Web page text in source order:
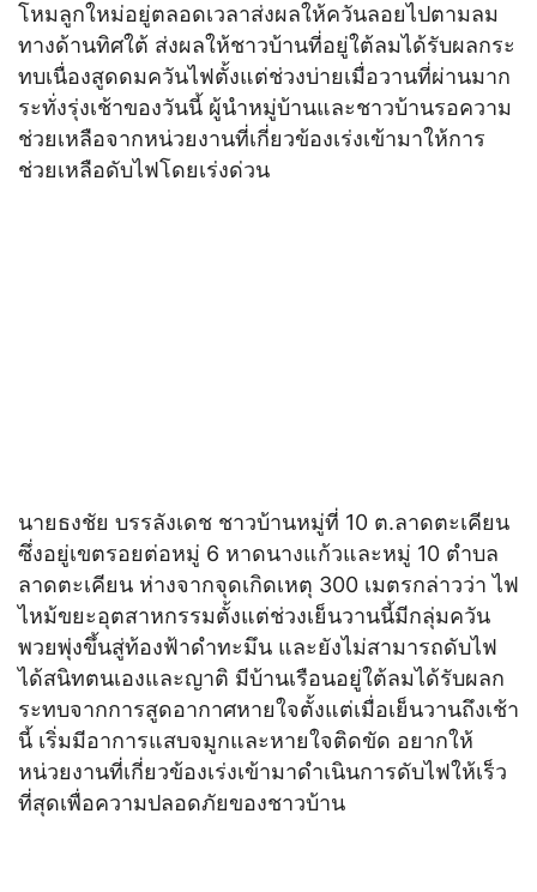
โหมลูกใหม่อยู่ตลอดเวลาส่งผลให้ควันลอยไปตามลม
ทางด้านทิศใต้ ส่งผลให้ชาวบ้านที่อยู่ใต้ลมได้รับผลกระ
ทบเนื่องสูดดมควันไฟตั้งแต่ช่วงบ่ายเมื่อวานที่ผ่านมาก
ระทั่งรุ่งเช้าของวันนี้ ผู้นำหมู่บ้านและชาวบ้านรอความ
ช่วยเหลือจากหน่วยงานที่เกี่ยวข้องเร่งเข้ามาให้การ
ช่วยเหลือดับไฟโดยเร่งด่วน
นายธงชัย บรรลังเดช ชาวบ้านหมู่ที่ 10 ต.ลาดตะเคียน
ซึ่งอยู่เขตรอยต่อหมู่ 6 หาดนางแก้วและหมู่ 10 ตำบล
ลาดตะเคียน ห่างจากจุดเกิดเหตุ 300 เมตรกล่าวว่า ไฟ
ไหม้ขยะอุตสาหกรรมตั้งแต่ช่วงเย็นวานนี้มีกลุ่มควัน
พวยพุ่งขึ้นสู่ท้องฟ้าดำทะมึน และยังไม่สามารถดับไฟ
ได้สนิทตนเองและญาติ มีบ้านเรือนอยู่ใต้ลมได้รับผลก
ระทบจากการสูดอากาศหายใจตั้งแต่เมื่อเย็นวานถึงเช้า
นี้ เริ่มมีอาการแสบจมูกและหายใจติดขัด อยากให้
หน่วยงานที่เกี่ยวข้องเร่งเข้ามาดำเนินการดับไฟให้เร็ว
ที่สุดเพื่อความปลอดภัยของชาวบ้าน